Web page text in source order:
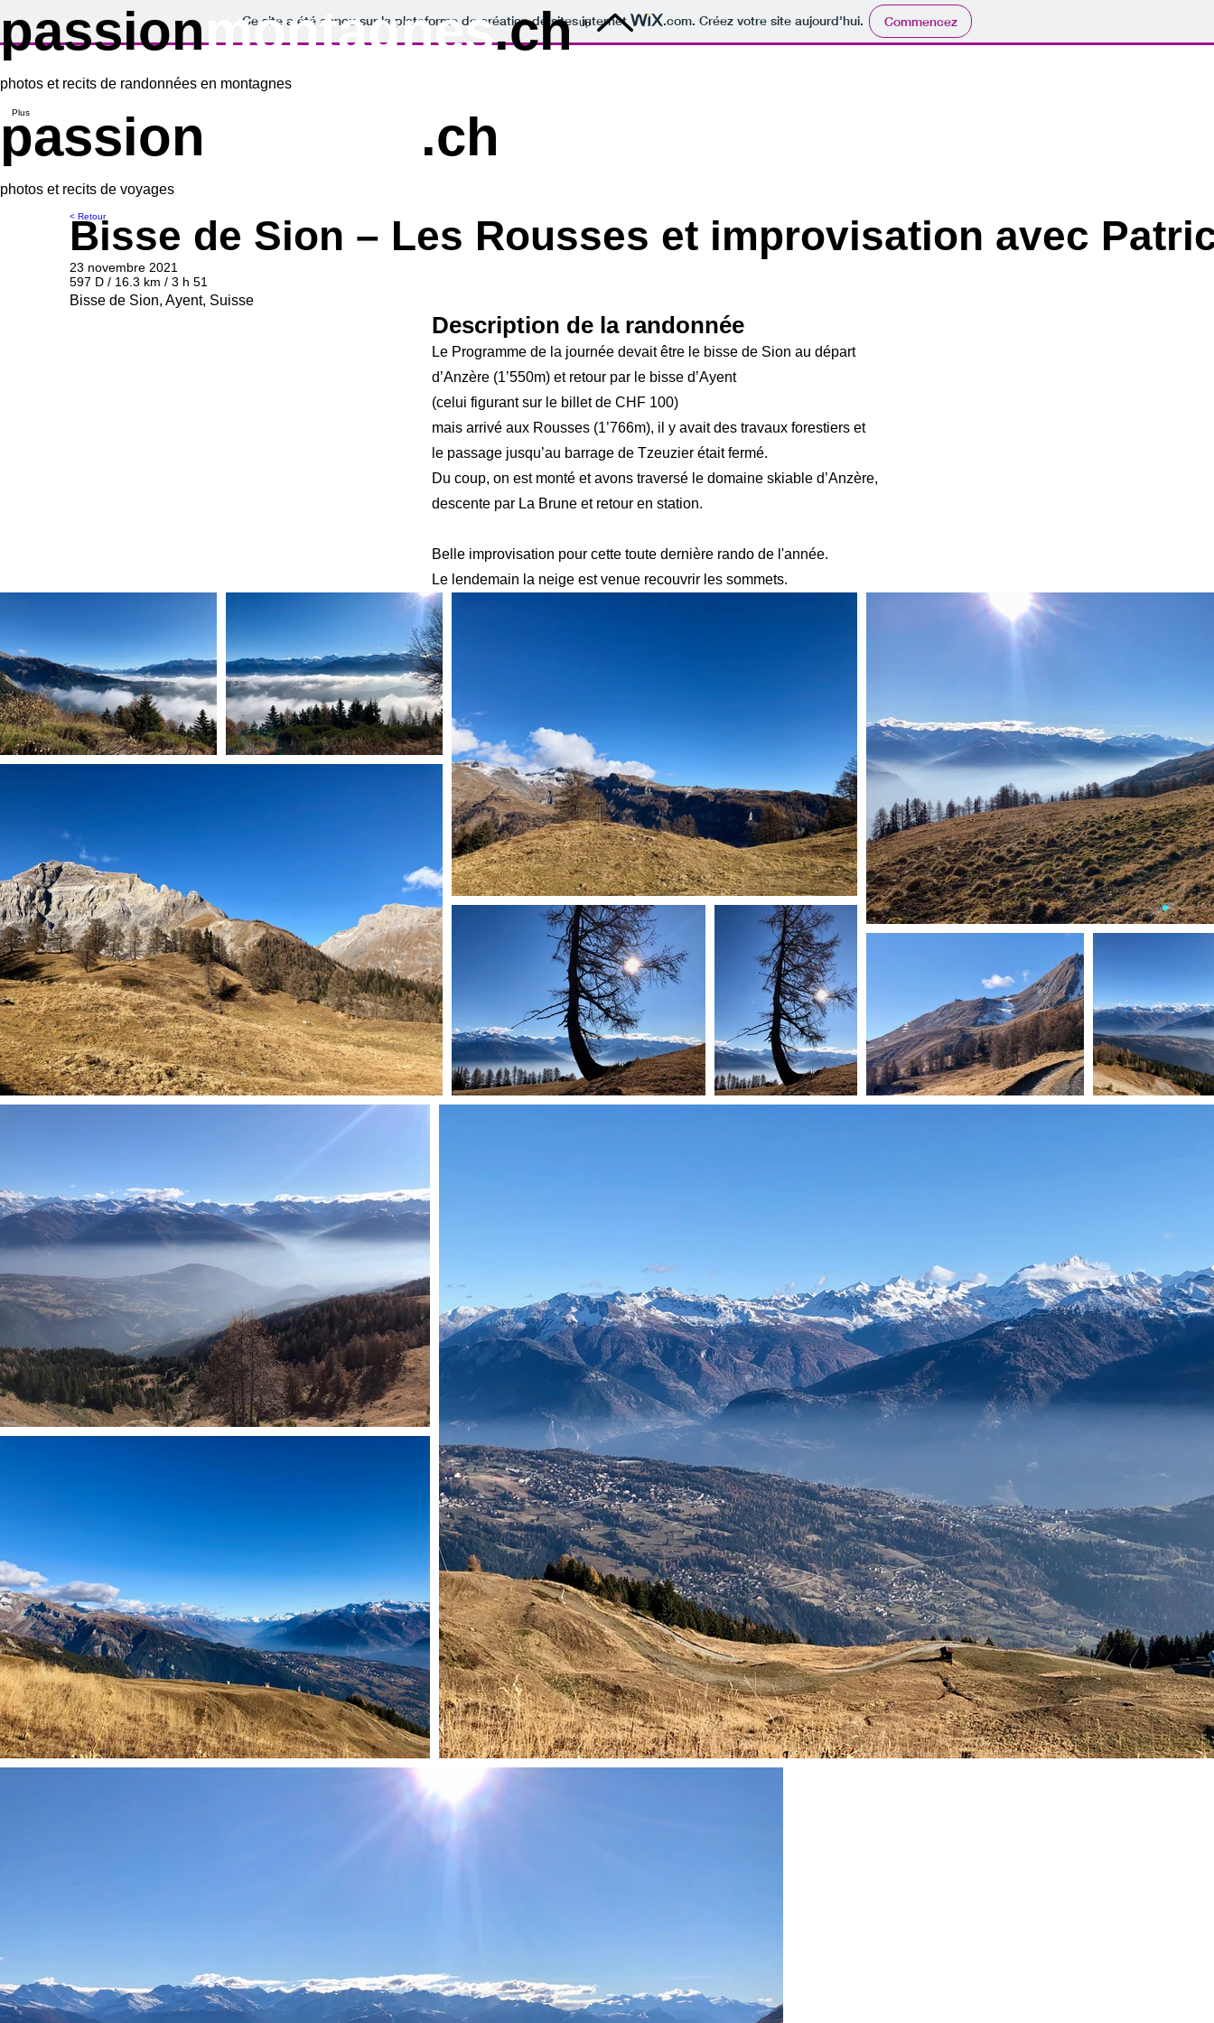
Ce site a été conçu sur la plateforme de création de sites internet .com. Créez votre site aujourd'hui. Commencez
passionmontagnes.ch
photos et recits de randonnées en montagnes
Plus
passion .ch
photos et recits de voyages
< Retour
Bisse de Sion – Les Rousses et improvisation avec
23 novembre 2021
597 D / 16.3 km / 3 h 51
Bisse de Sion, Ayent, Suisse
Description de la randonnée
Le Programme de la journée devait être le bisse de Sion au départ
d’Anzère (1’550m) et retour par le bisse d’Ayent
(celui figurant sur le billet de CHF 100)
mais arrivé aux Rousses (1’766m), il y avait des travaux forestiers et
le passage jusqu’au barrage de Tzeuzier était fermé.
Du coup, on est monté et avons traversé le domaine skiable d’Anzère,
descente par La Brune et retour en station.
Belle improvisation pour cette toute dernière rando de l'année.
Le lendemain la neige est venue recouvrir les sommets.
Up